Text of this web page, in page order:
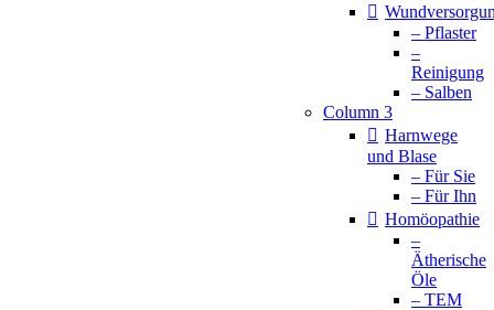
– Pflaster
–
Reinigung
– Salben
Column 3
Harnwege
und Blase
– Für Sie
– Für Ihn
Homöopathie
–
Ätherische
Öle
– TEM